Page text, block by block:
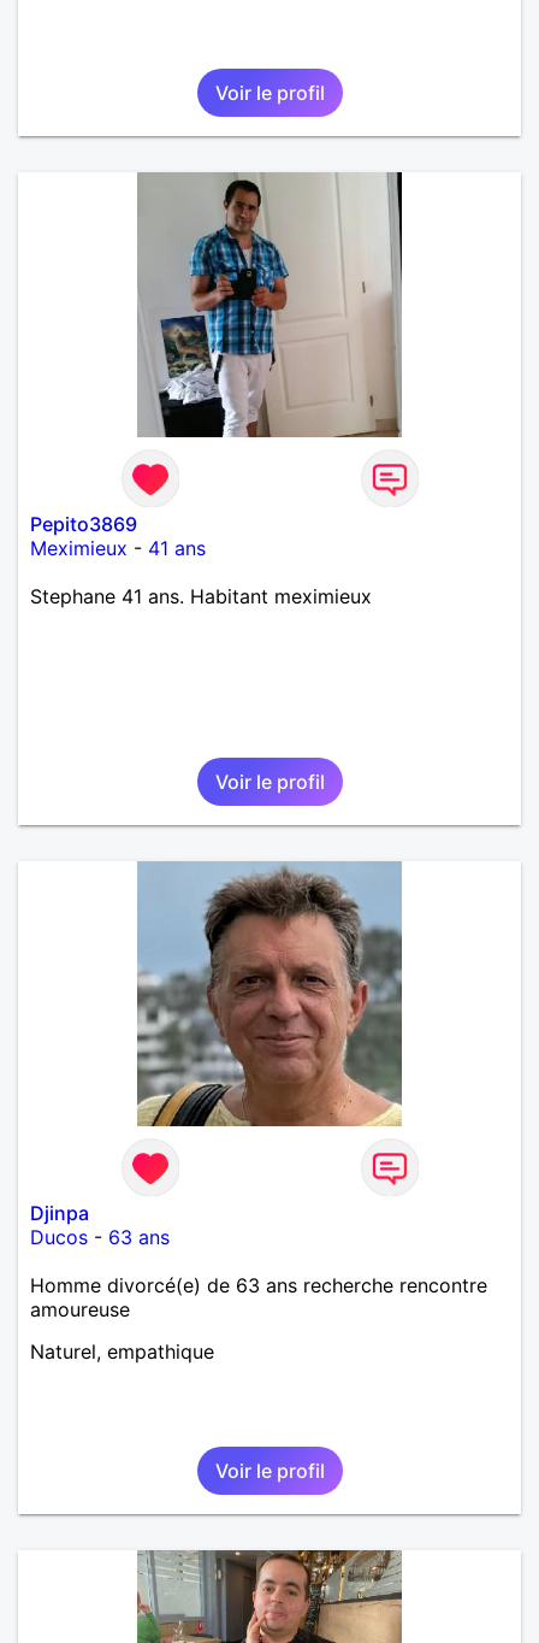
Voir le profil
Pepito3869
Meximieux - 41 ans
Stephane 41 ans. Habitant meximieux
Voir le profil
Djinpa
Ducos - 63 ans
Homme divorcé(e) de 63 ans recherche rencontre
amoureuse
Naturel, empathique
Voir le profil